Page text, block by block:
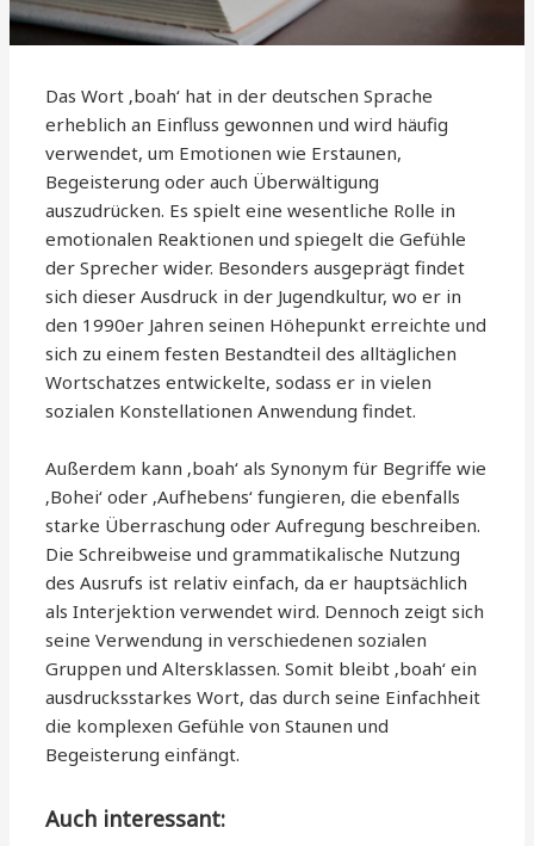
Das Wort ‚boah‘ hat in der deutschen Sprache
erheblich an Einfluss gewonnen und wird häufig
verwendet, um Emotionen wie Erstaunen,
Begeisterung oder auch Überwältigung
auszudrücken. Es spielt eine wesentliche Rolle in
emotionalen Reaktionen und spiegelt die Gefühle
der Sprecher wider. Besonders ausgeprägt findet
sich dieser Ausdruck in der Jugendkultur, wo er in
den 1990er Jahren seinen Höhepunkt erreichte und
sich zu einem festen Bestandteil des alltäglichen
Wortschatzes entwickelte, sodass er in vielen
sozialen Konstellationen Anwendung findet.
Außerdem kann ‚boah‘ als Synonym für Begriffe wie
‚Bohei‘ oder ‚Aufhebens‘ fungieren, die ebenfalls
starke Überraschung oder Aufregung beschreiben.
Die Schreibweise und grammatikalische Nutzung
des Ausrufs ist relativ einfach, da er hauptsächlich
als Interjektion verwendet wird. Dennoch zeigt sich
seine Verwendung in verschiedenen sozialen
Gruppen und Altersklassen. Somit bleibt ‚boah‘ ein
ausdrucksstarkes Wort, das durch seine Einfachheit
die komplexen Gefühle von Staunen und
Begeisterung einfängt.
Auch interessant: